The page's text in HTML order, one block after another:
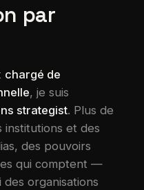
par
chargé de
, je suis
strategist. Plus de
institutions et des
des pouvoirs
qui comptent —
organisations